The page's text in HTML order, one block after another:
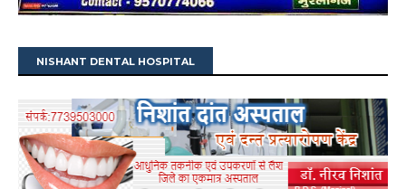
NISHANT DENTAL HOSPITAL